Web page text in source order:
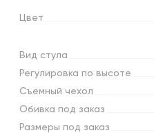
Цвет
Вид стула
Регулировка по высоте
Съемный чехол
Обивка под заказ
Размеры под заказ